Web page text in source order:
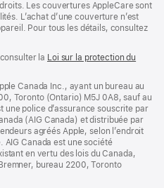
Les couvertures AppleCare sont
L’achat d’une couverture n’est
Pour tous les détails, consultez
la Loi sur la protection du
Canada Inc., ayant un bureau au
Toronto (Ontario) M5J 0A8, sauf au
une police d’assurance souscrite par
(AIG Canada) et distribuée par
agréés Apple, selon l’endroit
AIG Canada est une société
en vertu des lois du Canada,
bureau 2200, Toronto